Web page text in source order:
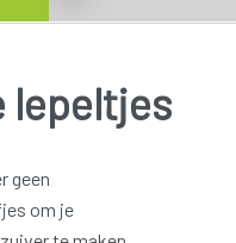
lepeltjes
geen
om je